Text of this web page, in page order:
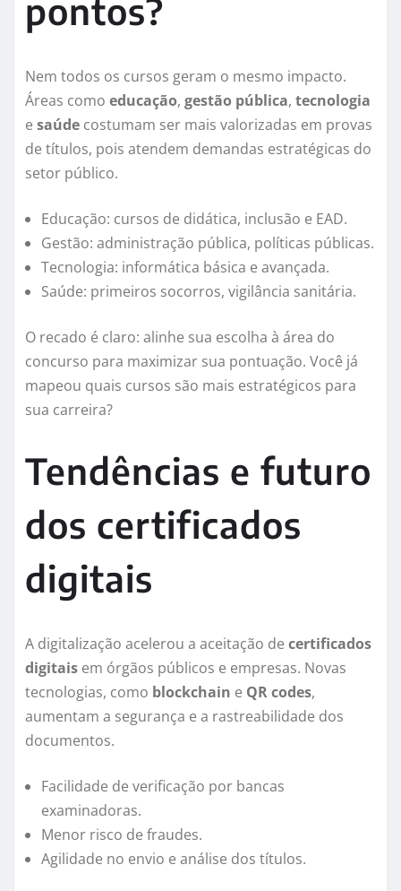
pontos?
Nem todos os cursos geram o mesmo impacto.
Áreas como educação, gestão pública, tecnologia
e saúde costumam ser mais valorizadas em provas
de títulos, pois atendem demandas estratégicas do
setor público.
Educação: cursos de didática, inclusão e EAD.
Gestão: administração pública, políticas públicas.
Tecnologia: informática básica e avançada.
Saúde: primeiros socorros, vigilância sanitária.
O recado é claro: alinhe sua escolha à área do
concurso para maximizar sua pontuação. Você já
mapeou quais cursos são mais estratégicos para
sua carreira?
Tendências e futuro
dos certificados
digitais
A digitalização acelerou a aceitação de certificados
digitais em órgãos públicos e empresas. Novas
tecnologias, como blockchain e QR codes,
aumentam a segurança e a rastreabilidade dos
documentos.
Facilidade de verificação por bancas
examinadoras.
Menor risco de fraudes.
Agilidade no envio e análise dos títulos.